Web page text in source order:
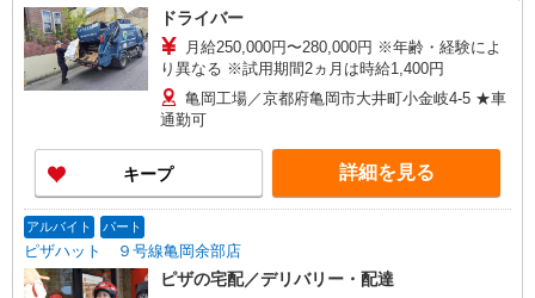
ドライバー
月給250,000円〜280,000円 ※年齢・経験によ
り異なる ※試用期間2ヵ月は時給1,400円
亀岡工場／京都府亀岡市大井町小金岐4-5 ★車
通勤可
キープ 詳細を見る
アルバイト パート
ピザハット ９号線亀岡余部店
ピザの宅配／デリバリー・配達